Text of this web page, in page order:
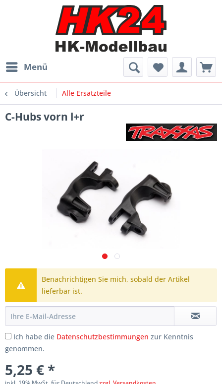
Menü
Übersicht Alle Ersatzteile
C-Hubs vorn l+r
Benachrichtigen Sie mich, sobald der Artikel
lieferbar ist.
Ich habe die Datenschutzbestimmungen zur Kenntnis
genommen.
5,25 € *